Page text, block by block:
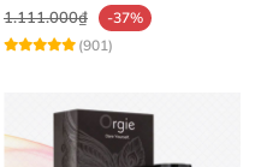
1.111.000₫
-37%
(901)